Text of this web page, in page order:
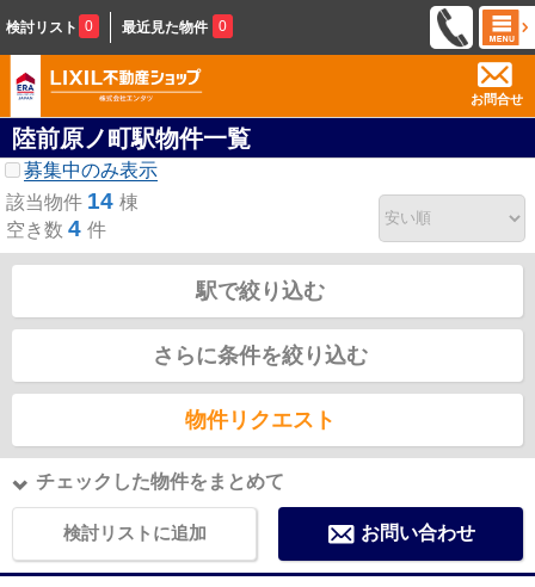
検討リスト 0 最近見た物件 0
お問合せ
陸前原ノ町駅物件一覧
募集中のみ表示
該当物件 14 棟
空き数 4 件
駅で絞り込む
さらに条件を絞り込む
物件リクエスト
チェックした物件をまとめて
検討リストに追加 お問い合わせ